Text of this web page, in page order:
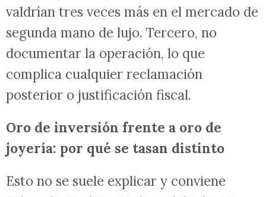
valdrían tres veces más en el mercado de
segunda mano de lujo. Tercero, no
documentar la operación, lo que
complica cualquier reclamación
posterior o justificación fiscal.
Oro de inversión frente a oro de
joyería: por qué se tasan distinto
Esto no se suele explicar y conviene